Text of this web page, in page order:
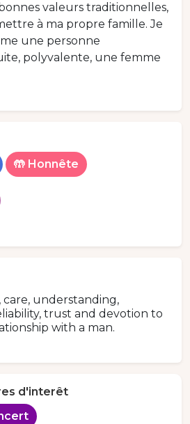
valeurs traditionnelles,
à ma propre famille. Je
une personne
polyvalente, une femme
🤲 Honnête
understanding,
trust and devotion to
with a man.
d'interêt